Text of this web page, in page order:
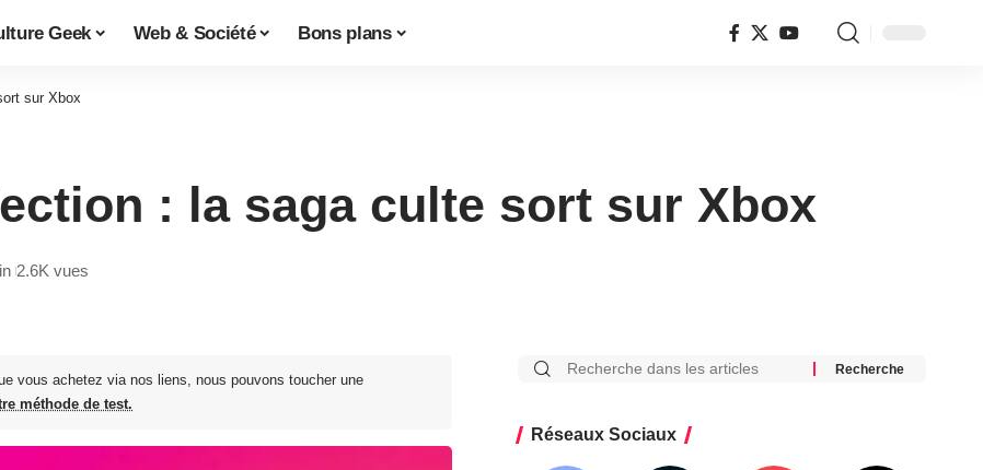
Geek Web & Société Bons plans
sur Xbox
: la saga culte sort sur Xbox
2.6K vues
vous achetez via nos liens, nous pouvons toucher une
méthode de test.
Réseaux Sociaux